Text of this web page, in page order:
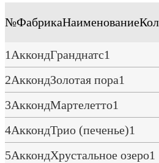
№ФабрикаНаименование
1 АккондГранднатс1
2АккондЗолотая пора1
3АккондМартелетто1
4АккондТрио (печенье)1
5АккондХрустальное озеро1